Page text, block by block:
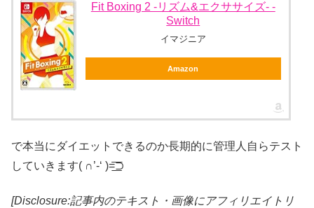
Fit Boxing 2 -リズム&エクササイズ- -
Switch
イマジニア
Amazon
で本当にダイエットできるのか長期的に管理人自らテスト
していきます( ∩’-‘ )=͟͟͞͞⊃
[Disclosure:記事内のテキスト・画像にアフィリエイトリ